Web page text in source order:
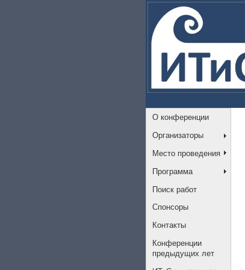
О конференции
Организаторы
Место проведения
Программа
Поиск работ
Спонсоры
Контакты
Конференции
предыдущих лет